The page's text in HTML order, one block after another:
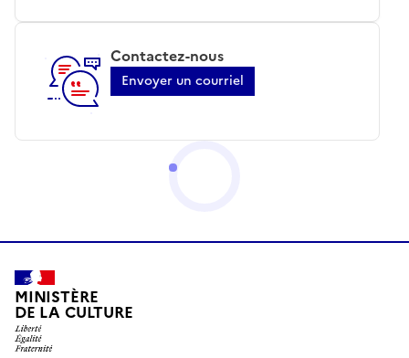
Contactez-nous
Envoyer un courriel
MINISTÈRE
DE LA CULTURE